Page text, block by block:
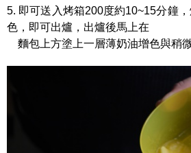
5. 即可送入烤箱200度約10~15分鐘
色，即可出爐，出爐後馬上在
麵包上方塗上一層薄奶油增色與稍